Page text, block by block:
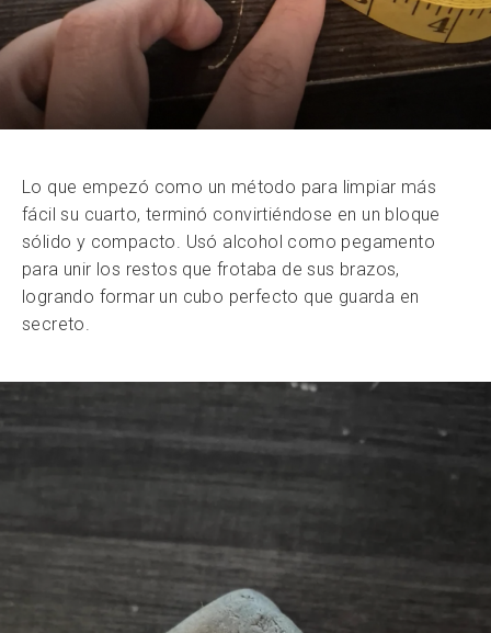
Lo que empezó como un método para limpiar más
fácil su cuarto, terminó convirtiéndose en un bloque
sólido y compacto. Usó alcohol como pegamento
para unir los restos que frotaba de sus brazos,
logrando formar un cubo perfecto que guarda en
secreto.